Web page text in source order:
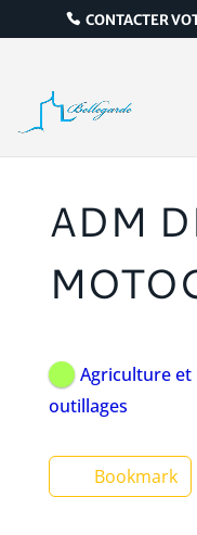
CONTACTER
ADM
Agriculture et
outillages
Bookmark